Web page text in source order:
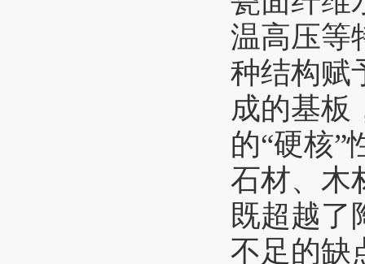
温高压等
种结构赋
成的基板
的“硬核”
石材、木
既超越了
不足的缺